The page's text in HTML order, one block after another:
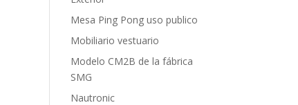
Mesa Ping Pong uso publico
Mobiliario vestuario
Modelo CM2B de la fábrica
SMG
Nautronic